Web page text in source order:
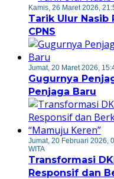
Kamis, 26 Maret 2026,
Tarik Ulur Nasib
CPNS
Jumat, 20 Maret 2026,
Gugurnya
Penjaga Baru
Jumat, 20 Februari 2026,
WITA
Transformasi
Responsif dan